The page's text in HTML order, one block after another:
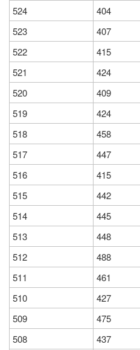
524 404
523
407
522
415
521
424
520
409
519
424
518
458
517
447
516
415
515
442
514
445
513
448
512
488
511
461
510
427
509
475
508
437